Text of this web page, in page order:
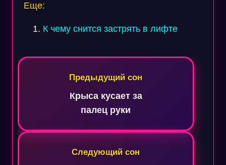
Еще:
К чему снится застрять в лифте
Навигация
Предыдущий сон
Крыса кусает за
палец руки
Следующий сон